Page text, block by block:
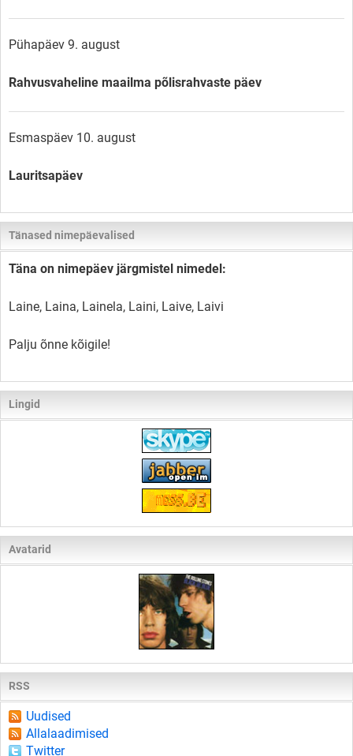
Pühapäev 9. august
Rahvusvaheline maailma põlisrahvaste päev
Esmaspäev 10. august
Lauritsapäev
Tänased nimepäevalised
Täna on nimepäev järgmistel nimedel:
Laine, Laina, Lainela, Laini, Laive, Laivi
Palju õnne kõigile!
Lingid
Avatarid
RSS
Uudised
Allalaadimised
Twitter